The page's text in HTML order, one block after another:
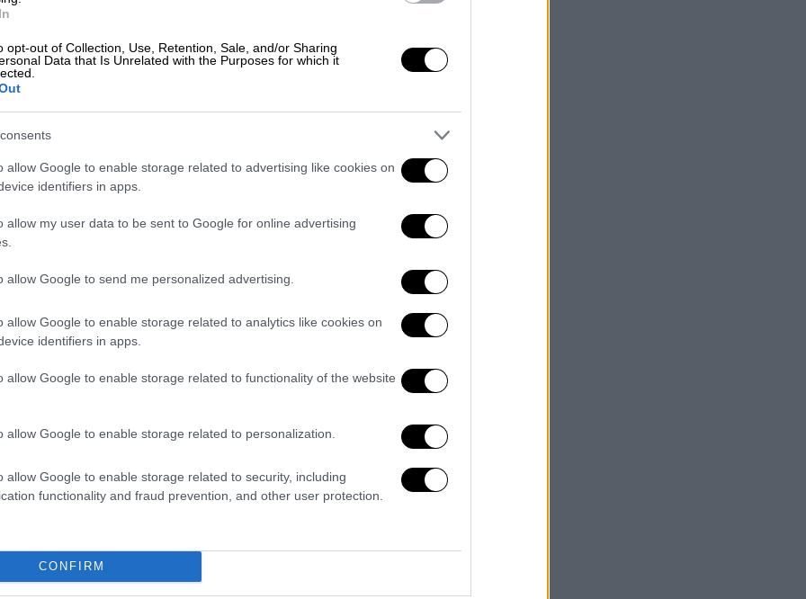
opt-out of Collection, Use, Retention, Sale, and/or Sharing
Data that Is Unrelated with the Purposes for which it
allow Google to enable storage related to advertising like cookies on
identifiers in apps.
allow my user data to be sent to Google for online advertising
allow Google to send me personalized advertising.
allow Google to enable storage related to analytics like cookies on
identifiers in apps.
allow Google to enable storage related to functionality of the website
allow Google to enable storage related to personalization.
allow Google to enable storage related to security, including
functionality and fraud prevention, and other user protection.
CONFIRM
ανήλικη στη Λιοσίων:
της παράσυρσης
στην Παλλήνη για... 3 ευρώ - Τι
του Τμήματος Τυρνάβου εντόπισαν και
53χρονο ημεδαπό, ο οποίος φέρεται να
εγκληματικής οργάνωσης που
τουλάχιστον δύο ακόμη άτομα, τα οποία
τον γιατρό και μία γυναίκα που
οδηγήθηκε στην εισαγγελέα
που σχηματίστηκε σε βάρος του.
ΕΘΝΟΣ θα παρεμβαίνει και τα προσβλητικά σχόλια θα